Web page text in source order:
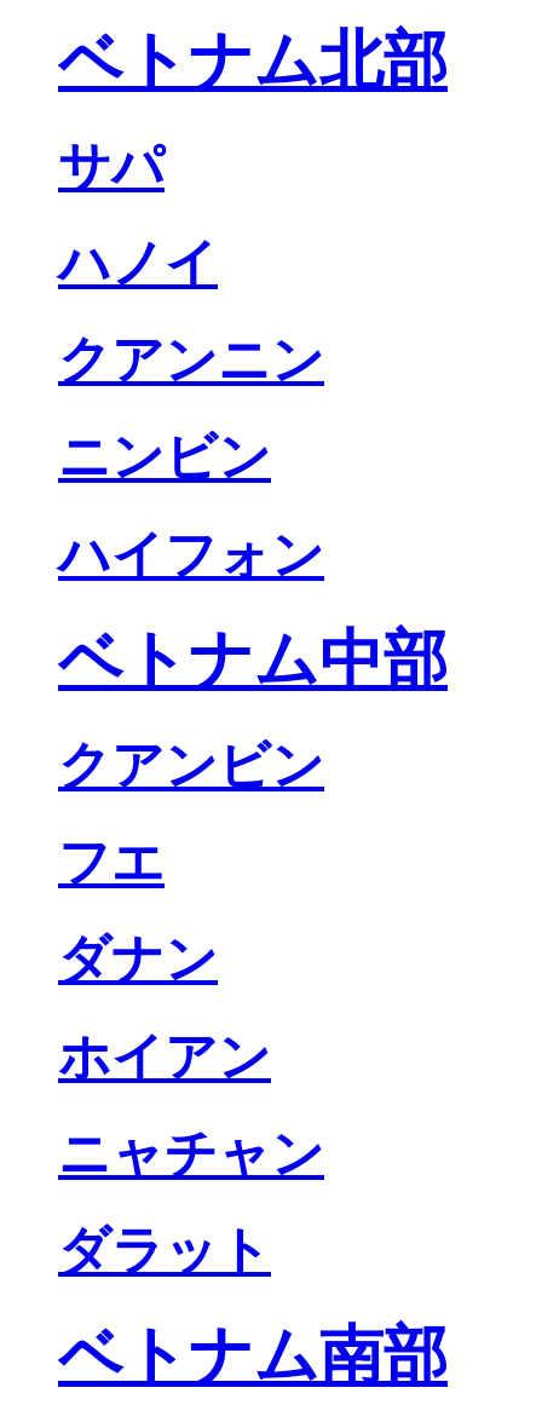
ベトナム北部
サパ
ハノイ
クアンニン
ニンビン
ハイフォン
ベトナム中部
クアンビン
フエ
ダナン
ホイアン
ニャチャン
ダラット
ベトナム南部